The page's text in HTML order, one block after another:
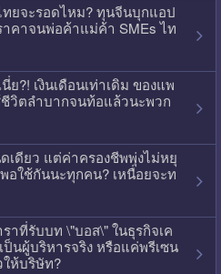
ทยจะรอดไหม? ทุนจีนบุกแอป
คาจนพ่อค้าแม่ค้า SMEs ไท
ย?! เงินเดือนเท่าเดิม ของแพ
วิตลำบากจนท้อแล้วนะพวก
เดียว แต่ค่าครองชีพพุ่งไม่หยุ
อใช้กันนะทุกคน? เหนื่อยจะท
าที่รับบท \"บอส\" ในธุรกิจเค
ป็นผู้บริหารจริง หรือแค่พรีเซน
ห้บริษัท?